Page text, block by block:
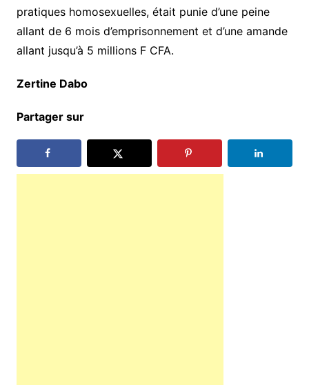
pratiques homosexuelles, était punie d’une peine
allant de 6 mois d’emprisonnement et d’une amande
allant jusqu’à 5 millions F CFA.
Zertine Daboподать на ипотеку онлайн
Partager sur